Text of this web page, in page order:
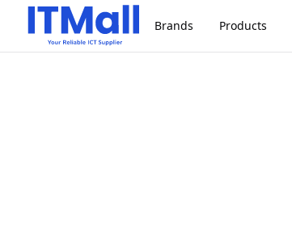
Brands Products